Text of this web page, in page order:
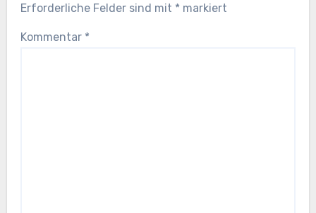
Erforderliche Felder sind mit * markiert
Kommentar *